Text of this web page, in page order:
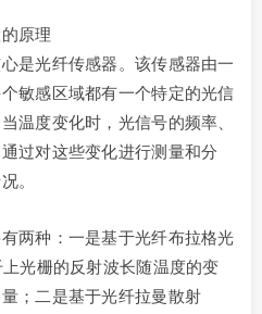
原理
是光纤传感器。该传感器由一
敏感区域都有一个特定的光信
温度变化时，光信号的频率、
过对这些变化进行测量和分
。
两种：一是基于光纤布拉格光
光栅的反射波长随温度的变
；二是基于光纤拉曼散射